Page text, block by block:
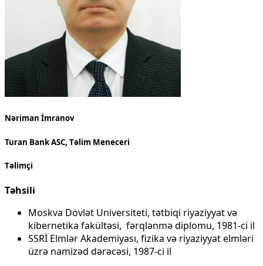
Nəriman İmranov
Turan Bank ASC, Təlim Meneceri
Təlimçi
Təhsili
Moskva Dövlət Universiteti, tətbiqi riyaziyyat və
kibernetika fakültəsi, fərqlənmə diplomu, 1981-ci il
SSRİ Elmlər Akademiyası, fizika və riyaziyyat elmləri
üzrə namizəd dərəcəsi, 1987-ci il